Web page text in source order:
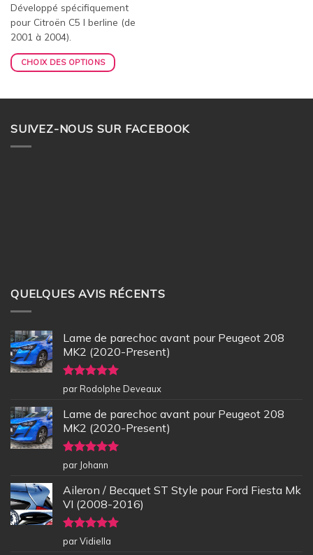
Développé spécifiquement
pour Citroën C5 I berline (de
2001 à 2004).
CHOIX DES OPTIONS
SUIVEZ-NOUS SUR FACEBOOK
QUELQUES AVIS RÉCENTS
Lame de parechoc avant pour Peugeot 208
MK2 (2020-Present)
Note5sur
5
par Rodolphe Deveaux
Lame de parechoc avant pour Peugeot 208
MK2 (2020-Present)
Note5sur
5
par Johann
Aileron / Becquet ST Style pour Ford Fiesta Mk
VI (2008-2016)
Note5sur
5
par Vidiella